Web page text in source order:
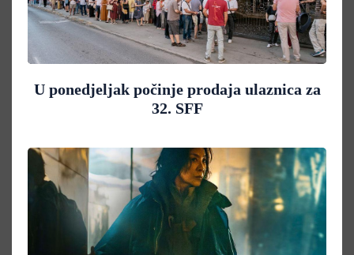
U ponedjeljak počinje prodaja ulaznica za
32. SFF